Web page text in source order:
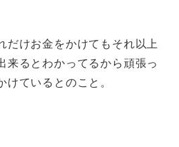
だけお金をかけてもそれ以上
来るとわかってるから頑張っ
けているとのこと。